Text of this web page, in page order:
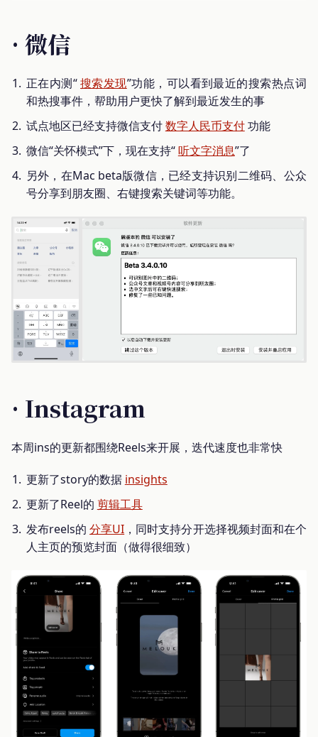
· 微信
正在内测“搜索发现”功能，可以看到最近的搜索热点词
和热搜事件，帮助用户更快了解到最近发生的事
试点地区已经支持微信支付数字人民币支付功能
微信“关怀模式”下，现在支持“听文字消息”了
另外，在Mac beta版微信，已经支持识别二维码、公众
号分享到朋友圈、右键搜索关键词等功能。
· Instagram
本周ins的更新都围绕Reels来开展，迭代速度也非常快
更新了story的数据 insights
更新了Reel的 剪辑工具
发布reels的分享UI ，同时支持分开选择视频封面和在个
人主页的预览封面（做得很细致）